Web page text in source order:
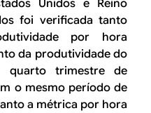
Unidos e Reino
foi verificada tanto
por hora
da produtividade do
quarto trimestre de
o mesmo período de
a métrica por hora